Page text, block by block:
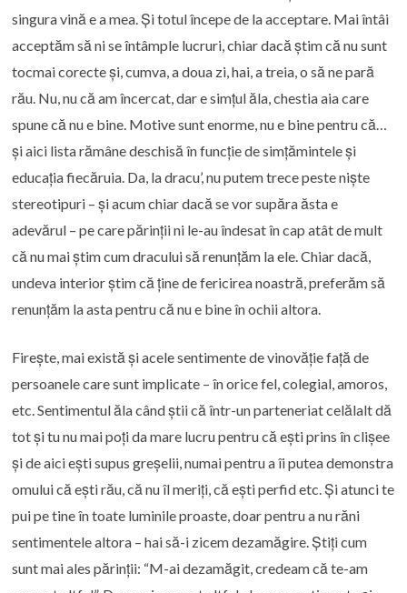
singura vină e a mea. Și totul începe de la acceptare. Mai întâi
acceptăm să ni se întâmple lucruri, chiar dacă știm că nu sunt
tocmai corecte și, cumva, a doua zi, hai, a treia, o să ne pară
rău. Nu, nu că am încercat, dar e simțul ăla, chestia aia care
spune că nu e bine. Motive sunt enorme, nu e bine pentru că…
și aici lista rămâne deschisă în funcție de simțămintele și
educația fiecăruia. Da, la dracu’, nu putem trece peste niște
stereotipuri – și acum chiar dacă se vor supăra ăsta e
adevărul – pe care părinții ni le-au îndesat în cap atât de mult
că nu mai știm cum dracului să renunțăm la ele. Chiar dacă,
undeva interior știm că ține de fericirea noastră, preferăm să
renunțăm la asta pentru că nu e bine în ochii altora.
Firește, mai există și acele sentimente de vinovăție față de
persoanele care sunt implicate – în orice fel, colegial, amoros,
etc. Sentimentul ăla când știi că într-un parteneriat celălalt dă
tot și tu nu mai poți da mare lucru pentru că ești prins în clișee
și de aici ești supus greșelii, numai pentru a îi putea demonstra
omului că ești rău, că nu îl meriți, că ești perfid etc. Și atunci te
pui pe tine în toate luminile proaste, doar pentru a nu răni
sentimentele altora – hai să-i zicem dezamăgire. Știți cum
sunt mai ales părinții: “M-ai dezamăgit, credeam că te-am